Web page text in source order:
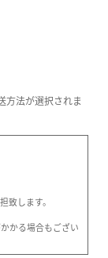
方法が選択されま
致します。
かる場合もござい